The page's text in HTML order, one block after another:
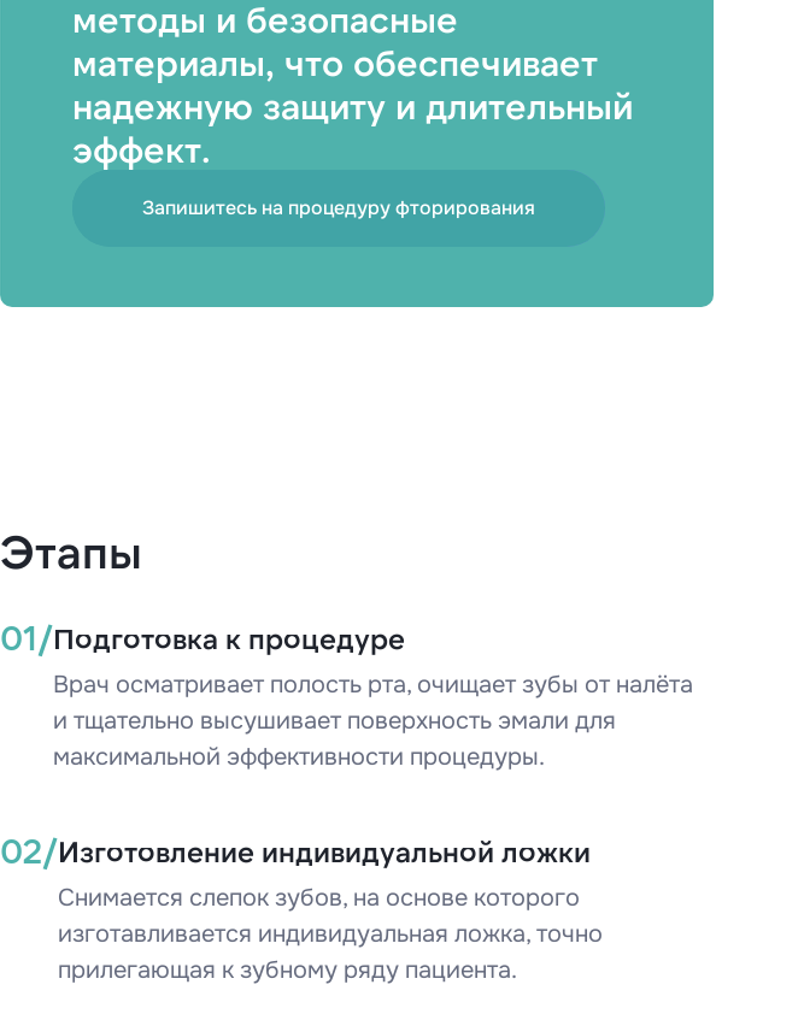
методы и безопасные
материалы, что обеспечивает
надежную защиту и длительный
эффект.
Запишитесь на процедуру фторирования
Этапы
01/Подготовка к процедуре
Врач осматривает полость рта, очищает зубы от налёта
и тщательно высушивает поверхность эмали для
максимальной эффективности процедуры.
02/Изготовление индивидуальной ложки
Снимается слепок зубов, на основе которого
изготавливается индивидуальная ложка, точно
прилегающая к зубному ряду пациента.
За какой год / годы вы хотите получить
Заказать справку